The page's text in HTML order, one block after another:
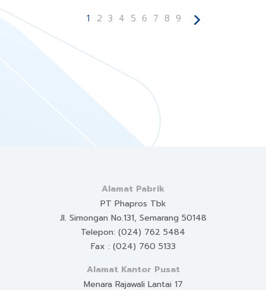
1 2 3 4 5 6 7 8 9
Alamat Pabrik
PT Phapros Tbk
Jl. Simongan No.131, Semarang 50148
Telepon: (024) 762 5484
Fax : (024) 760 5133
Alamat Kantor Pusat
Menara Rajawali Lantai 17